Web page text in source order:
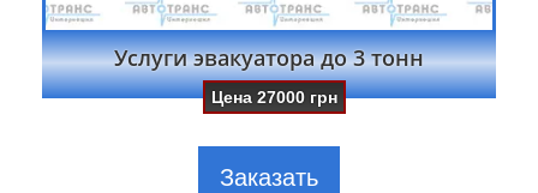
Услуги эвакуатора до 3 тонн
Цена27000 грн
Заказать